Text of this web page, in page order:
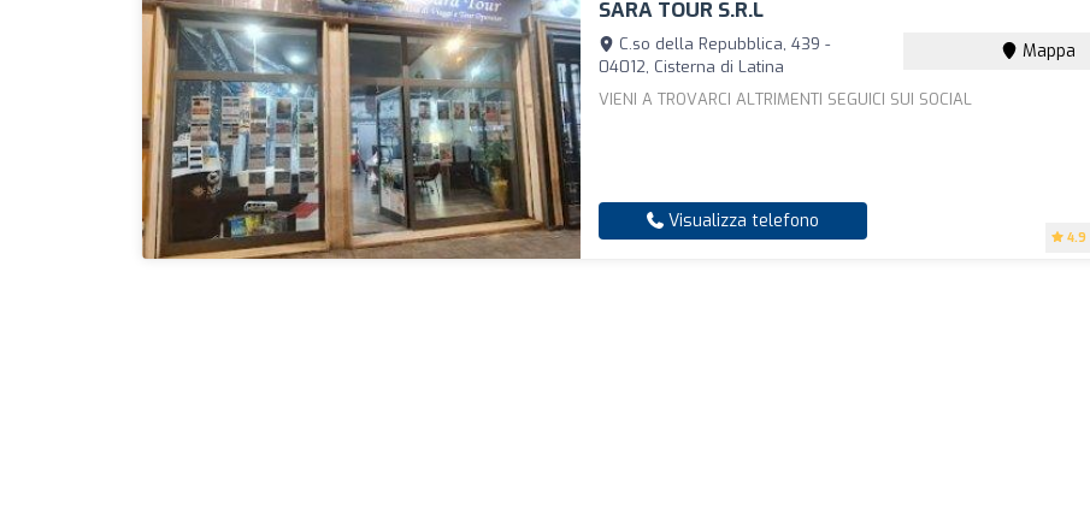
SARA TOUR S.R.L
4.9
C.so della Repubblica, 439 -
04012, Cisterna di Latina
Mappa
VIENI A TROVARCI ALTRIMENTI SEGUICI SUI SOCIAL
Visualizza telefono